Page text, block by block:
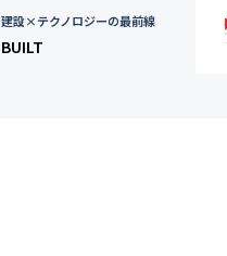
建設×テクノロジーの最前線
BUILT